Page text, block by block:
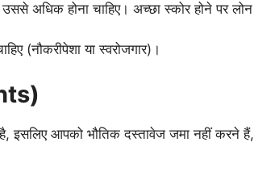
अधिक होना चाहिए। अच्छा स्कोर होने पर लोन
(नौकरीपेशा या स्वरोजगार)।
आपको भौतिक दस्तावेज जमा नहीं करने हैं,